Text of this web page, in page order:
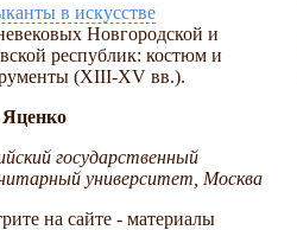
в искусстве
Новгородской и
республик: костюм и
(XIII-XV вв.).
государственный
университет, Москва
на сайте - материалы